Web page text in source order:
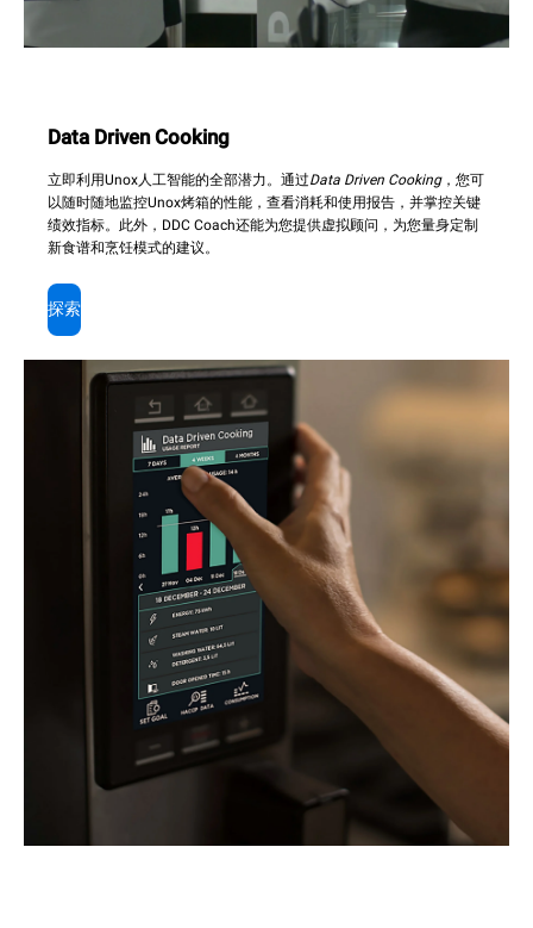
Data Driven Cooking
立即利用Unox人工智能的全部潜力。通过Data Driven Cooking，您可
以随时随地监控Unox烤箱的性能，查看消耗和使用报告，并掌控关键
绩效指标。此外，DDC Coach还能为您提供虚拟顾问，为您量身定制
新食谱和烹饪模式的建议。
探索